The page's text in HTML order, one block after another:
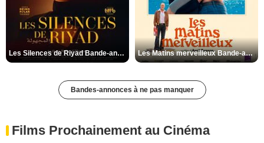
Les Silences de Riyad Bande-annonce VO STFR Les Matins merveilleux Bande-annonce VF
Bandes-annonces à ne pas manquer
Films Prochainement au Cinéma